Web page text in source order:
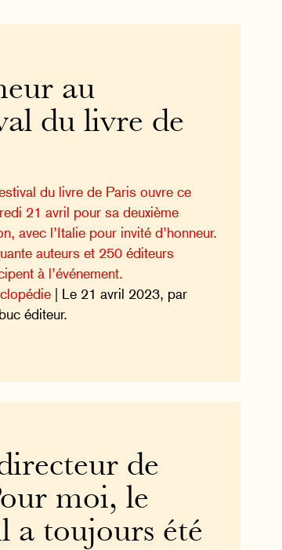
au
du livre de
du livre de Paris ouvre ce
21 avril pour sa deuxième
avec l’Italie pour invité d’honneur.
auteurs et 250 éditeurs
à l’événement.
| Le 21 avril 2023, par
éditeur.
de
moi, le
a toujours été